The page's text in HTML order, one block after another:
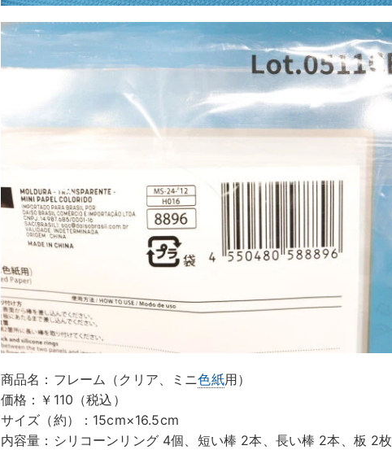
商品名：フレーム（クリア、ミニ色紙用）
価格：￥110（税込）
サイズ（約）：15cm×16.5cm
内容量：シリコーンリング 4個、短い棒 2本、長い棒 2本、板 2枚